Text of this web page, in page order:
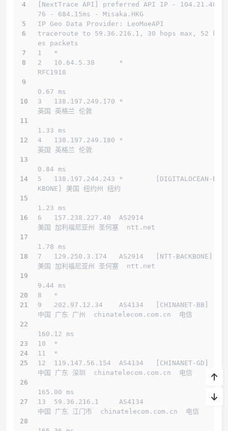
[NextTrace API] preferred API IP - 104.21.40.1
76 - 684.15ms - Misaka.HKG
IP Geo Data Provider: LeoMoeAPI
traceroute to 59.36.216.1, 30 hops max, 52 byt
es packets
1   *
2   10.64.5.38      *
RFC1918
0.67 ms
3   138.197.249.170 *
英国 英格兰 伦敦
1.33 ms
4   138.197.249.180 *
英国 英格兰 伦敦
0.84 ms
5   138.197.244.243 *        [DIGITALOCEAN-BAC
KBONE] 美国 纽约州 纽约
1.23 ms
6   157.238.227.40  AS2914
美国 加利福尼亚州 圣何塞  ntt.net
1.78 ms
7   129.250.3.174   AS2914   [NTT-BACKBONE]
美国 加利福尼亚州 圣何塞  ntt.net
9.44 ms
8   *
9   202.97.12.34    AS4134   [CHINANET-BB]
中国 广东 广州  chinatelecom.com.cn  电信
160.12 ms
10  *
11  *
12  119.147.56.154  AS4134   [CHINANET-GD]
中国 广东 深圳  chinatelecom.com.cn  电信
165.00 ms
13  59.36.216.1     AS4134
中国 广东 江门市  chinatelecom.com.cn  电信